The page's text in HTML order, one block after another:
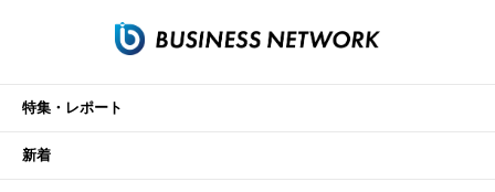
特集・レポート
新着